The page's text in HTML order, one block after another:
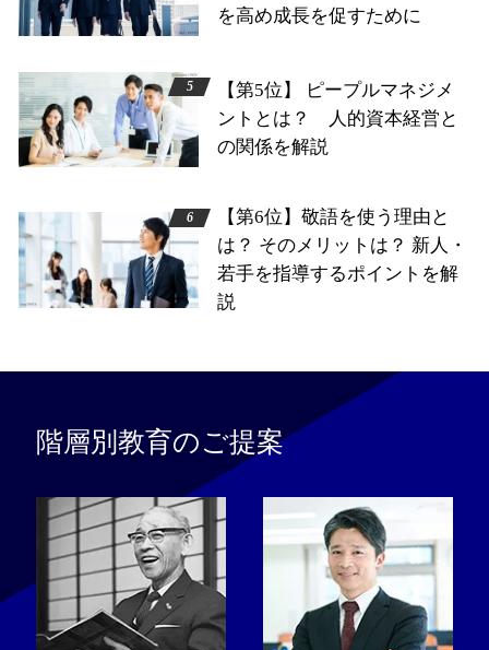
を高め成長を促すために
【第5位】 ピープルマネジメ
ントとは？ 人的資本経営と
の関係を解説
【第6位】敬語を使う理由と
は？ そのメリットは？ 新人・
若手を指導するポイントを解
説
階層別教育のご提案